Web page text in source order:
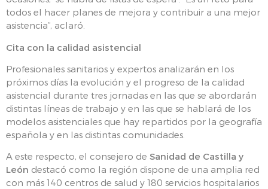
todos el hacer planes de mejora y contribuir a una mejor
asistencia”, aclaró.
Cita con la calidad asistencial
Profesionales sanitarios y expertos analizarán en los
próximos días la evolución y el progreso de la calidad
asistencial durante tres jornadas en las que se abordarán
distintas líneas de trabajo y en las que se hablará de los
modelos asistenciales que hay repartidos por la geografía
española y en las distintas comunidades.
A este respecto, el consejero de Sanidad de Castilla y
León destacó como la región dispone de una amplia red
con más 140 centros de salud y 180 servicios hospitalarios